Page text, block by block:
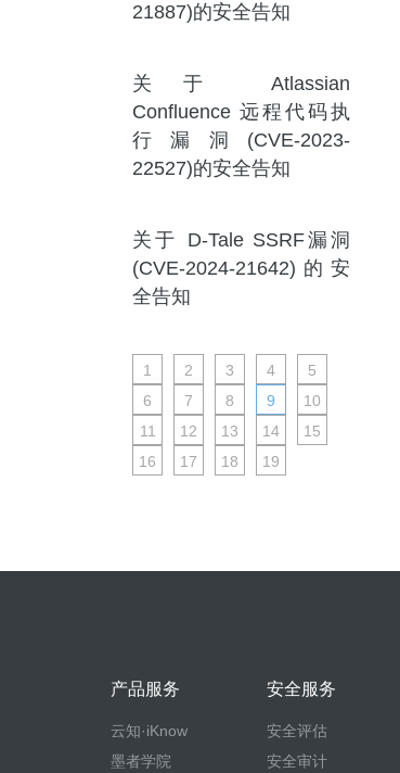
21887)的安全告知
关于 Atlassian
Confluence 远程代码执
行漏洞(CVE-2023-
22527)的安全告知
关于 D-Tale SSRF漏洞
(CVE-2024-21642)的安
全告知
1 2 3 4
5
6
7 8 9
10
11
12 13 14
15
16
17 18 19
产品服务
云知·iKnow
墨者学院
安全服务
安全评估
安全审计